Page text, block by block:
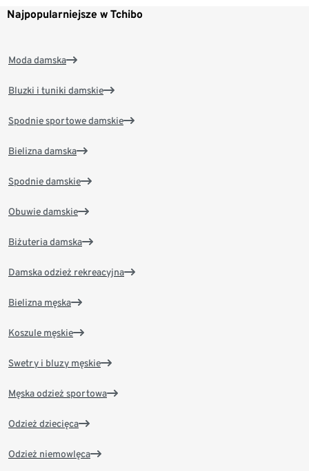
Najpopularniejsze w Tchibo
Moda damska
Bluzki i tuniki damskie
Spodnie sportowe damskie
Bielizna damska
Spodnie damskie
Obuwie damskie
Biżuteria damska
Damska odzież rekreacyjna
Bielizna męska
Koszule męskie
Swetry i bluzy męskie
Męska odzież sportowa
Odzież dziecięca
Odzież niemowlęca